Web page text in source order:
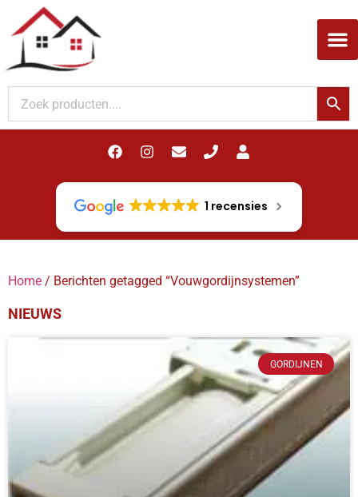
1 recensies
Home / Berichten getagged “Vouwgordijnsystemen”
NIEUWS
GORDIJNEN